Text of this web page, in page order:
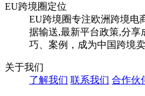
EU跨境圈定位
EU跨境圈专注欧洲跨境电
据输送,最新平台政策,分
巧、案例，成为中国跨境
关于我们
了解我们 联系我们 合作伙